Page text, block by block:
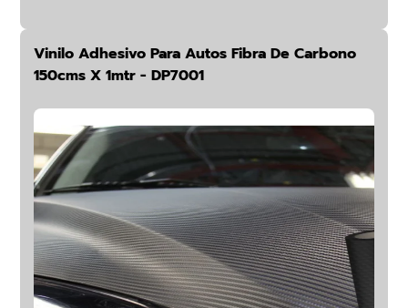
Vinilo Adhesivo Para Autos Fibra De Carbono
150cms X 1mtr - DP7001